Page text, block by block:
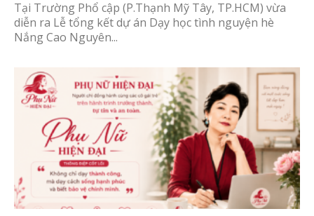
Tại Trường Phổ cập (P.Thạnh Mỹ Tây, TP.HCM) vừa
diễn ra Lễ tổng kết dự án Dạy học tình nguyện hè
Nắng Cao Nguyên...